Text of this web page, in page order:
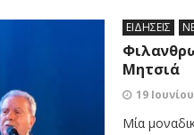
ΕΙΔΗΣΕΙΣ
Μητσιά
19
Μία